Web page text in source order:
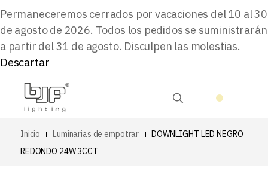
Permaneceremos cerrados por vacaciones del 10 al 30
de agosto de 2026. Todos los pedidos se suministrarán
a partir del 31 de agosto. Disculpen las molestias.
Descartar
Inicio Luminarias de empotrar
DOWNLIGHT LED NEGRO
REDONDO 24W 3CCT